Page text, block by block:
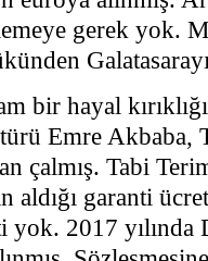
gerek yok.
bir hayal
Emre
çalmış. Tabi
aldığı garanti
yok. 2017